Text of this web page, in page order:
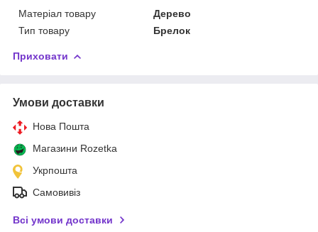
Матеріал товару
Дерево
Тип товару
Брелок
Приховати
Умови доставки
Нова Пошта
Магазини Rozetka
Укрпошта
Самовивіз
Всі умови доставки